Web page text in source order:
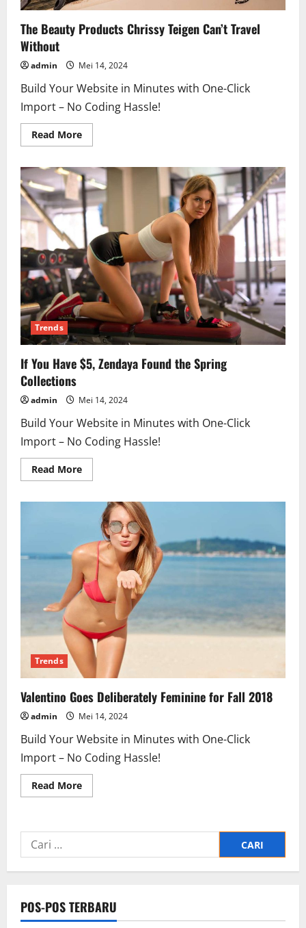
The Beauty Products Chrissy Teigen Can’t Travel
Without
admin Mei 14, 2024
Build Your Website in Minutes with One-Click
Import – No Coding Hassle!
Read MoreRead
more
Beauty
Products
Chrissy
Teigen
Can’t
Travel
Without
Trends
If You Have $5, Zendaya Found the Spring
Collections
admin Mei 14, 2024
Build Your Website in Minutes with One-Click
Import – No Coding Hassle!
Read MoreRead
more
Have
Zendaya
Found
the
Spring
Collections
Trends
Valentino Goes Deliberately Feminine for Fall 2018
admin Mei 14, 2024
Build Your Website in Minutes with One-Click
Import – No Coding Hassle!
Read MoreRead
more
Deliberately
Fall
2018
Cari
untuk:
POS-POS TERBARU